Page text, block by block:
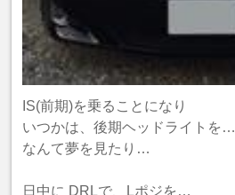
IS(前期)を乗ることになり
いつかは、後期ヘッドライトを…
なんて夢を見たり…
日中に DRLで、Lポジを…